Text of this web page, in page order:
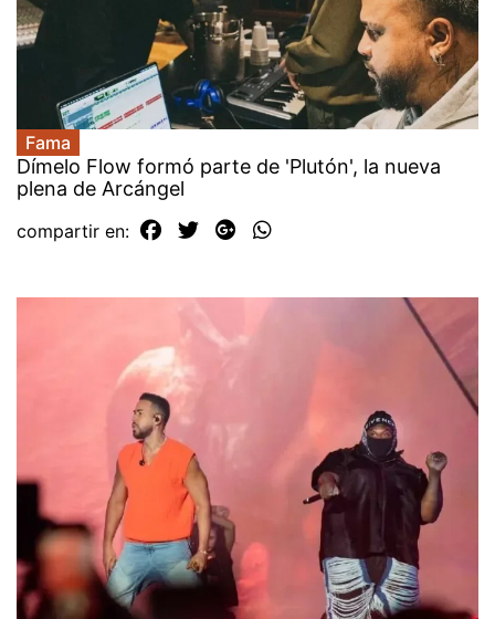
Fama
Dímelo Flow formó parte de 'Plutón', la nueva
plena de Arcángel
compartir en: